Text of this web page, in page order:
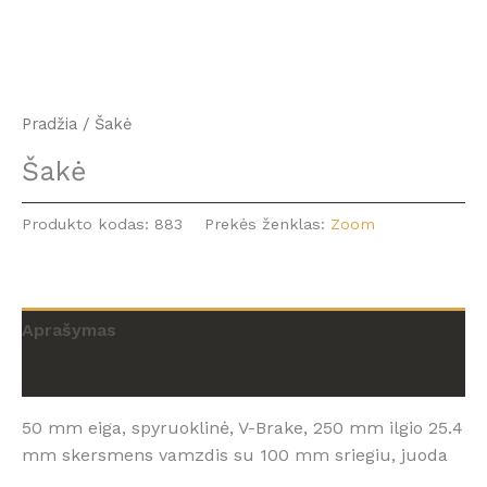
Pradžia / Šakė
Šakė
Produkto kodas: 883 Prekės ženklas: Zoom
Aprašymas
50 mm eiga, spyruoklinė, V-Brake, 250 mm ilgio 25.4
mm skersmens vamzdis su 100 mm sriegiu, juoda